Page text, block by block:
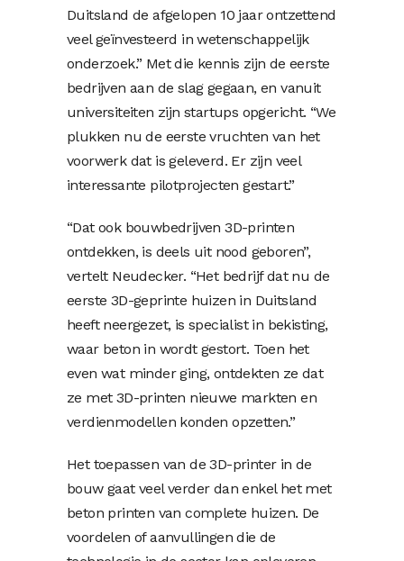
Duitsland de afgelopen 10 jaar ontzettend
veel geïnvesteerd in wetenschappelijk
onderzoek.” Met die kennis zijn de eerste
bedrijven aan de slag gegaan, en vanuit
universiteiten zijn startups opgericht. “We
plukken nu de eerste vruchten van het
voorwerk dat is geleverd. Er zijn veel
interessante pilotprojecten gestart.”
“Dat ook bouwbedrijven 3D-printen
ontdekken, is deels uit nood geboren”,
vertelt Neudecker. “Het bedrijf dat nu de
eerste 3D-geprinte huizen in Duitsland
heeft neergezet, is specialist in bekisting,
waar beton in wordt gestort. Toen het
even wat minder ging, ontdekten ze dat
ze met 3D-printen nieuwe markten en
verdienmodellen konden opzetten.”
Het toepassen van de 3D-printer in de
bouw gaat veel verder dan enkel het met
beton printen van complete huizen. De
voordelen of aanvullingen die de